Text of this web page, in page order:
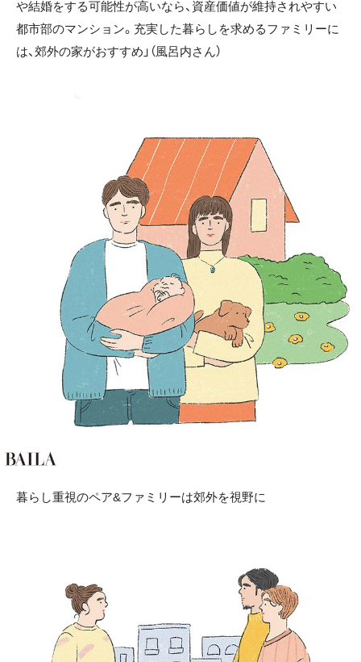
や結婚をする可能性が高いなら、資産価値が維持されやすい
都市部のマンション。充実した暮らしを求めるファミリーに
は、郊外の家がおすすめ」（風呂内さん）
暮らし重視のペア&ファミリーは郊外を視野に